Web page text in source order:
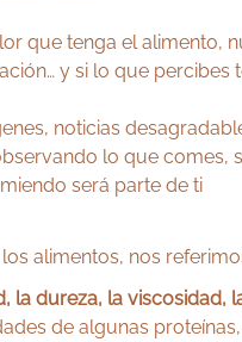
que tenga el alimento,
y si lo que
noticias
lo que comes,
será parte de ti
alimentos, nos
la dureza, la viscosidad,
de algunas